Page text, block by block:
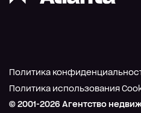
© 2001-2026 Агентство
Политика
Политика использования